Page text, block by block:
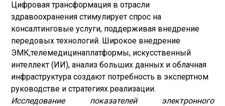
Цифровая трансформация в отрасли
здравоохранения стимулирует спрос на
консалтинговые услуги, поддерживая внедрение
передовых технологий. Широкое внедрение
ЭМК,телемедицинаплатформы, искусственный
интеллект (ИИ), анализ больших данных и облачная
инфраструктура создают потребность в экспертном
руководстве и стратегиях реализации.
Исследование показателей электронного